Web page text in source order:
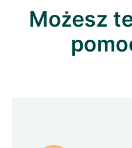
Możesz